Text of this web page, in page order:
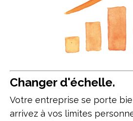
Changer d'échelle.
Votre entreprise se porte
arrivez à vos limites